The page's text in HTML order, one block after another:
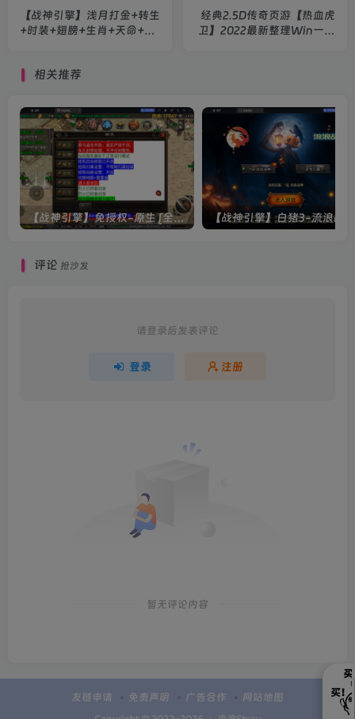
【战神引擎】浅月打金+转生
+时装+翅膀+生肖+天命+神
经典2.5D传奇页游【热血虎
卫】2022最新整理Win一键
相关推荐
【战神引擎】免授权-原生 [全屏自动拾取] 插件 + 配置教程（更新修复版，具体自测）
评论 抢沙发
请登录后发表评论
登录 注册
暂无评论内容
友链申请 免责声明 广告合作 网站地图